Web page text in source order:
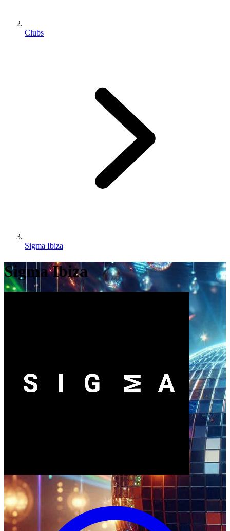
Clubs
Sigma Ibiza
Sigma Ibiza